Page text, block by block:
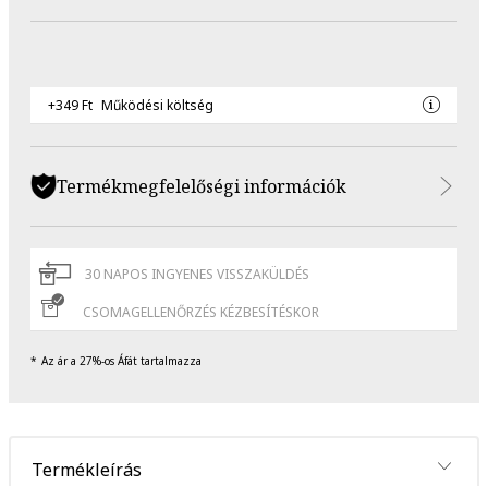
+349 Ft Működési költség
Termékmegfelelőségi információk
30 NAPOS INGYENES VISSZAKÜLDÉS
CSOMAGELLENŐRZÉS KÉZBESÍTÉSKOR
Az ár a 27%-os Áfát tartalmazza
Termékleírás